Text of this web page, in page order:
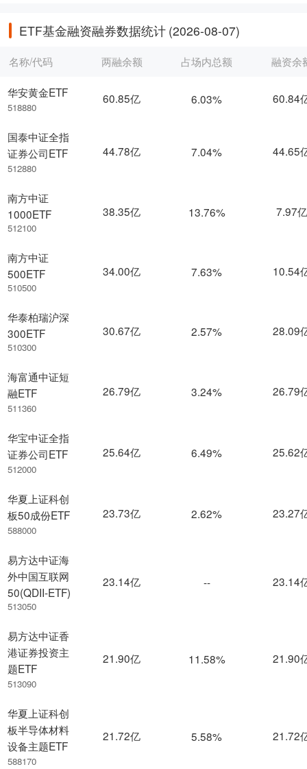
ETF基金融资融券数据统计 (2026-08-07)
名称/代码
华安黄金ETF
518880
国泰中证全指
证券公司ETF
512880
南方中证
1000ETF
512100
南方中证
500ETF
510500
华泰柏瑞沪深
300ETF
510300
海富通中证短
融ETF
511360
华宝中证全指
证券公司ETF
512000
华夏上证科创
板50成份ETF
588000
易方达中证海
外中国互联网
50(QDII-ETF)
513050
易方达中证香
港证券投资主
题ETF
513090
华夏上证科创
板半导体材料
设备主题ETF
588170
两融余额 占场内总额 融资余
60.85亿 6.03% 60.84
44.78亿 7.04% 44.65
38.35亿 13.76% 7.97亿
34.00亿 7.63% 10.54
30.67亿 2.57% 28.09
26.79亿 3.24% 26.79
25.64亿 6.49% 25.62
23.73亿 2.62% 23.27
23.14亿 -- 23.14
21.90亿 11.58% 21.90
21.72亿 5.58% 21.72